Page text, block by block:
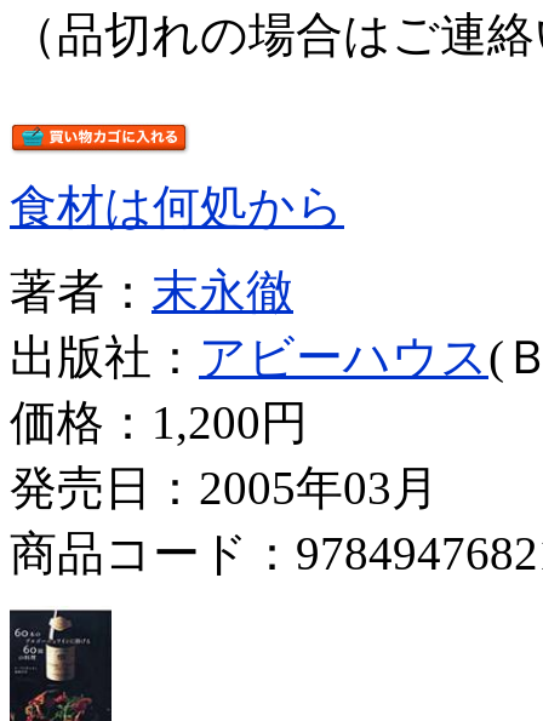
（品切れの場合はご連
食材は何処から
著者： 末永徹
出版社： アビーハウス(
価格： 1,200円
発売日：2005年03月
商品コード：